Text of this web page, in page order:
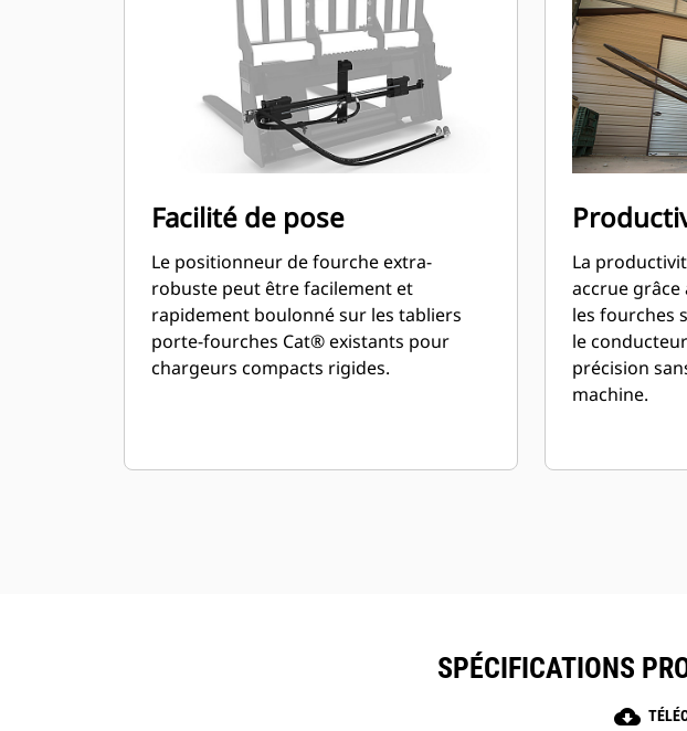
Facilité de pose
Le positionneur de fourche extra-
robuste peut être facilement et
rapidement boulonné sur les tabliers
porte-fourches Cat® existants pour
chargeurs compacts rigides.
La
accrue
les fourches
le
précision
machine.
SPÉCIFICATIONS
cloud_download